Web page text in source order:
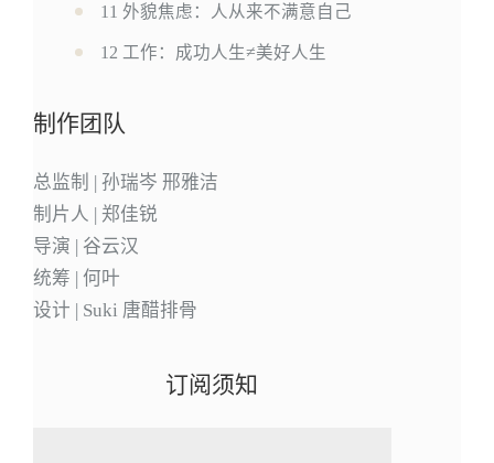
11 外貌焦虑：人从来不满意自己
12 工作：成功人生≠美好人生
制作团队
总监制 | 孙瑞岑 邢雅洁
制片人 | 郑佳锐
导演 | 谷云汉
统筹 | 何叶
设计 | Suki 唐醋排骨
订阅须知